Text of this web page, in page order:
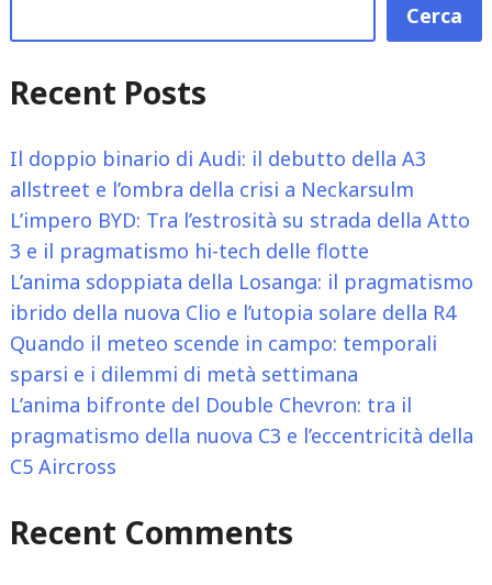
Cerca
Recent Posts
Il doppio binario di Audi: il debutto della A3
allstreet e l’ombra della crisi a Neckarsulm
L’impero BYD: Tra l’estrosità su strada della Atto
3 e il pragmatismo hi-tech delle flotte
L’anima sdoppiata della Losanga: il pragmatismo
ibrido della nuova Clio e l’utopia solare della R4
Quando il meteo scende in campo: temporali
sparsi e i dilemmi di metà settimana
L’anima bifronte del Double Chevron: tra il
pragmatismo della nuova C3 e l’eccentricità della
C5 Aircross
Recent Comments